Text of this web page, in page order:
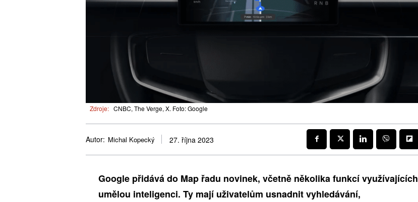
Zdroje: CNBC, The Verge, X. Foto: Google
Autor: Michal Kopecký 27. října 2023
Google přidává do Map řadu novinek, včetně několika funkcí využívajících
umělou inteligenci. Ty mají uživatelům usnadnit vyhledávání,